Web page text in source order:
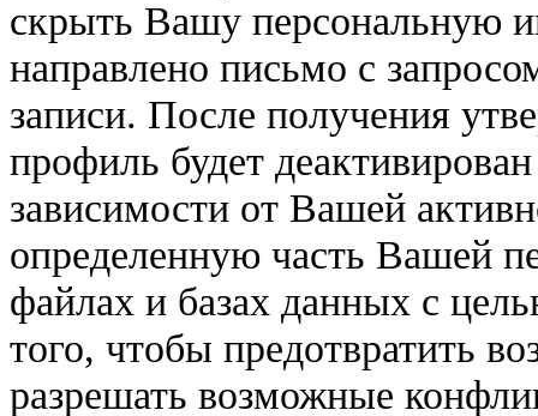
скрыть Вашу персональную
направлено письмо с
записи. После получения
профиль будет
зависимости от Вашей
определенную часть Вашей
файлах и базах данных с
того, чтобы предотвратить
разрешать возможные